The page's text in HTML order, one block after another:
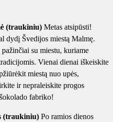
(traukiniu) Metas atsipūsti!
dydį Švedijos miestą Malmę.
su miestu, kuriame
Vienai dienai iškeiskite
miestą nuo upės,
ir nepraleiskite progos
fabriko!
(traukiniu) Po ramios dienos